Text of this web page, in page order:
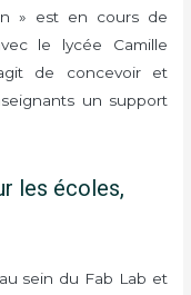
» est en cours de
le lycée Camille
de concevoir et
un support
les écoles,
sein du Fab Lab et